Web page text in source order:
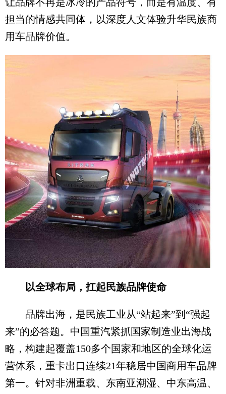
担当的情感共同体，以深度人文体验升华民族商
用车品牌价值。
以全球布局，扛起民族品牌使命
品牌出海，是民族工业从“站起来”到“强起
来”的必答题。中国重汽紧抓国家制造业出海战
略，构建起覆盖150多个国家和地区的全球化运
营体系，重卡出口连续21年稳居中国商用车品牌
第一。针对非洲重载、东南亚潮湿、中东高温、